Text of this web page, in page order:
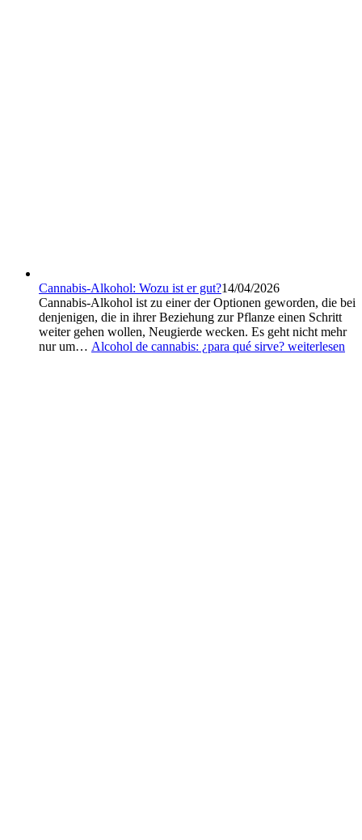
Cannabis-Alkohol: Wozu ist er gut?14/04/2026
Cannabis-Alkohol ist zu einer der Optionen geworden, die bei
denjenigen, die in ihrer Beziehung zur Pflanze einen Schritt
weiter gehen wollen, Neugierde wecken. Es geht nicht mehr
nur um… Alcohol de cannabis: ¿para qué sirve? weiterlesen